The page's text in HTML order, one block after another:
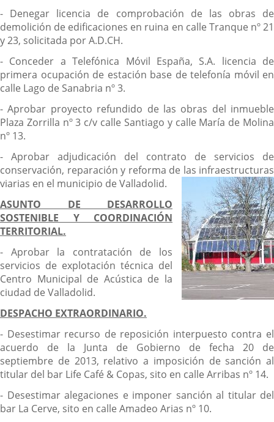
- Denegar licencia de comprobación de las obras de
demolición de edificaciones en ruina en calle Tranque nº 21
y 23, solicitada por A.D.CH.
- Conceder a Telefónica Móvil España, S.A. licencia de
primera ocupación de estación base de telefonía móvil en
calle Lago de Sanabria nº 3.
- Aprobar proyecto refundido de las obras del inmueble
Plaza Zorrilla nº 3 c/v calle Santiago y calle María de Molina
nº 13.
- Aprobar adjudicación del contrato de servicios de
conservación, reparación y reforma de las infraestructuras
viarias en el municipio de Valladolid.
ASUNTO DE DESARROLLO
SOSTENIBLE Y COORDINACIÓN
TERRITORIAL.
- Aprobar la contratación de los
servicios de explotación técnica del
Centro Municipal de Acústica de la
ciudad de Valladolid.
DESPACHO EXTRAORDINARIO.
- Desestimar recurso de reposición interpuesto contra el
acuerdo de la Junta de Gobierno de fecha 20 de
septiembre de 2013, relativo a imposición de sanción al
titular del bar Life Café & Copas, sito en calle Arribas nº 14.
- Desestimar alegaciones e imponer sanción al titular del
bar La Cerve, sito en calle Amadeo Arias nº 10.